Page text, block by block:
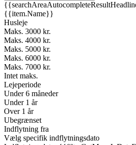
{{item.Name}}
Husleje
Maks. 3000 kr.
Maks. 4000 kr.
Maks. 5000 kr.
Maks. 6000 kr.
Maks. 7000 kr.
Intet maks.
Lejeperiode
Under 6 måneder
Under 1 år
Over 1 år
Ubegrænset
Indflytning fra
Vælg specifik indflytningsdato